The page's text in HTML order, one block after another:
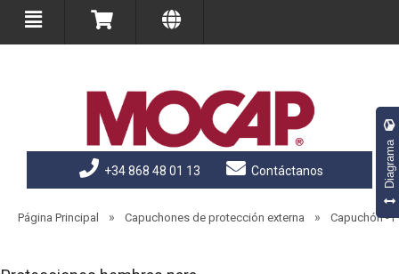
+34 868 48 01 13 Contáctanos
Página Principal » Capuchones de protección externa » Capuchón -
Diagrama